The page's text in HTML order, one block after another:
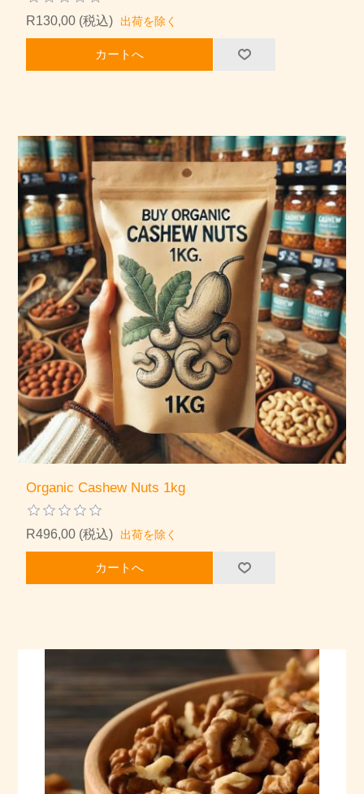
R130,00 (税込) 出荷を除く
カートへ
Organic Cashew Nuts 1kg
R496,00 (税込) 出荷を除く
カートへ